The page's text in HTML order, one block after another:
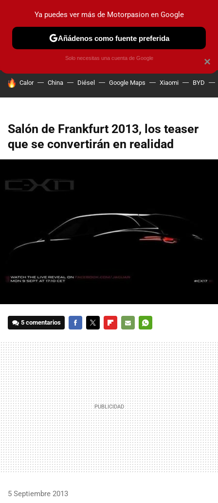
PRUEBAS COCHES ELÉCTRICOS OBSERVATORIO
HOY SE HABLA DE
Calor China Diésel Google Maps Xiaomi BYD
Salón de Frankfurt 2013, los teaser
que se convertirán en realidad
5 comentarios
MAIL
5 Septiembre 2013
×
Ya puedes ver más de Motorpasion en Google
Añádenos como fuente preferida
Solo necesitas una cuenta de Google